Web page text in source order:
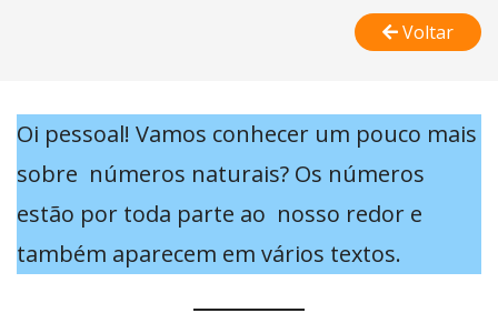
Voltar
Oi pessoal! Vamos conhecer um pouco mais
sobre números naturais? Os números
estão por toda parte ao nosso redor e
também aparecem em vários textos.